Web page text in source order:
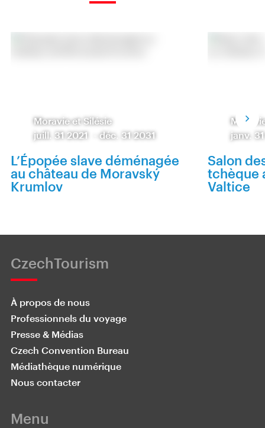
Moravie et Silésie
juill. 31 2021
-déc. 31 2031
L’Épopée slave déménagée
au château de Moravský
Krumlov
janv.
Salon
tchèque
Valtice
CzechTourism
À propos de nous
Professionnels du voyage
Presse & Médias
Czech Convention Bureau
Médiathèque numérique
Nous contacter
Menu